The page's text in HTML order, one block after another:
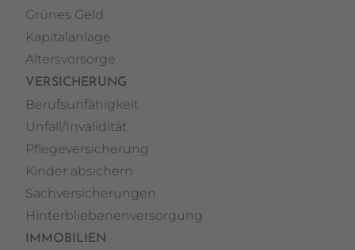
Grünes Geld
Kapitalanlage
Altersvorsorge
VERSICHERUNG
Berufsunfähigkeit
Unfall/Invalidität
Pflegeversicherung
Kinder absichern
Sachversicherungen
Hinterbliebenenversorgung
IMMOBILIEN